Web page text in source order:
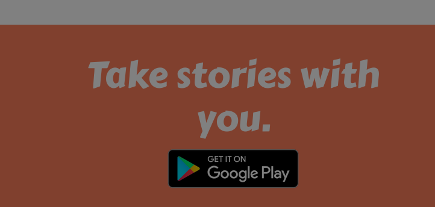
Take stories with
you.